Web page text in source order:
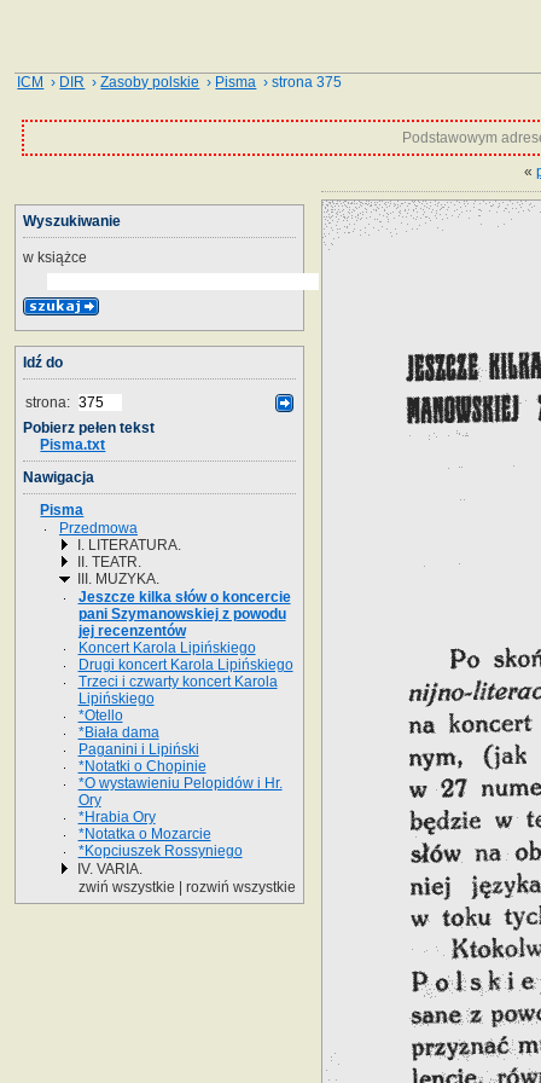
ICM › DIR ›Zasoby polskie › Pisma › strona 375
Podstawowym
«
Wyszukiwanie
w książce
Idź do
strona:
Pobierz pełen tekst
Pisma.txt
Nawigacja
Pisma
Przedmowa
I. LITERATURA.
II. TEATR.
III. MUZYKA.
Jeszcze kilka słów o koncercie
pani Szymanowskiej z powodu
jej recenzentów
Koncert Karola Lipińskiego
Drugi koncert Karola Lipińskiego
Trzeci i czwarty koncert Karola
Lipińskiego
*Otello
*Biała dama
Paganini i Lipiński
*Notatki o Chopinie
*O wystawieniu Pelopidów i Hr.
Ory
*Hrabia Ory
*Notatka o Mozarcie
*Kopciuszek Rossyniego
IV. VARIA.
zwiń wszystkie
rozwiń wszystkie